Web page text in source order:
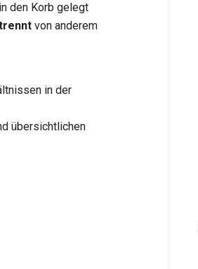
den Korb gelegt
von anderem
in der
übersichtlichen